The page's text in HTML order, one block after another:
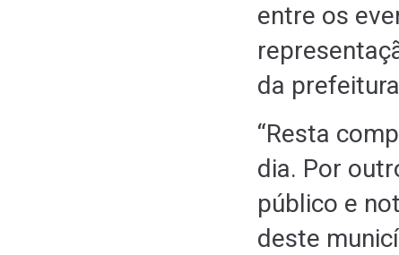
entre os
da
“Resta
dia. Por
público e
deste